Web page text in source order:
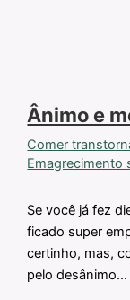
Ânimo e
Comer
Emagrecimento
Se você já fez
ficado super
certinho, mas,
pelo desânimo…